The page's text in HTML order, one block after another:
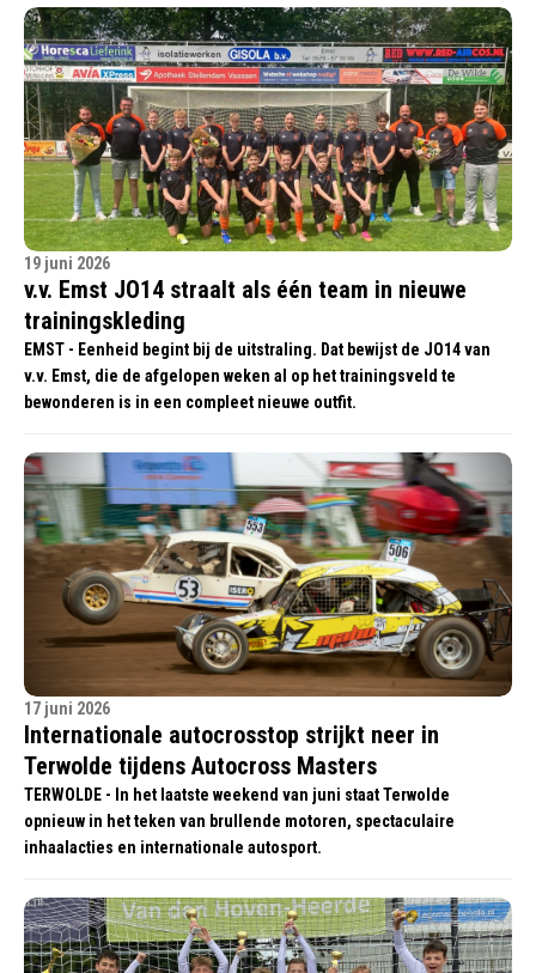
19 juni 2026
v.v. Emst JO14 straalt als één team in nieuwe
trainingskleding
EMST - Eenheid begint bij de uitstraling. Dat bewijst de JO14 van
v.v. Emst, die de afgelopen weken al op het trainingsveld te
bewonderen is in een compleet nieuwe outfit.
17 juni 2026
Internationale autocrosstop strijkt neer in
Terwolde tijdens Autocross Masters
TERWOLDE - In het laatste weekend van juni staat Terwolde
opnieuw in het teken van brullende motoren, spectaculaire
inhaalacties en internationale autosport.